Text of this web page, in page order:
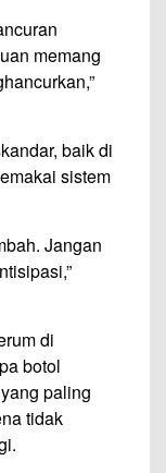
memang
baik di
sistem
Jangan
di
botol
paling
tidak